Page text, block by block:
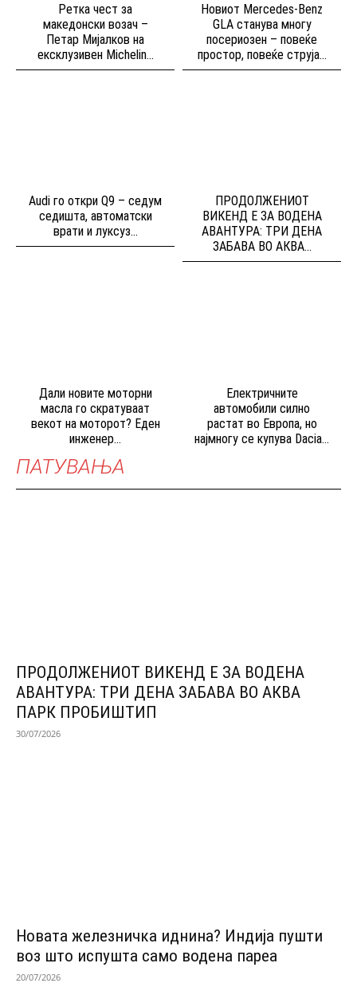
Ретка чест за
македонски возач –
Петар Мијалков на
ексклузивен Michelin...
Новиот Mercedes-Benz
GLA станува многу
посериозен – повеќе
простор, повеќе струја...
Audi го откри Q9 – седум
седишта, автоматски
врати и луксуз...
ПРОДОЛЖЕНИОТ
ВИКЕНД Е ЗА ВОДЕНА
АВАНТУРА: ТРИ ДЕНА
ЗАБАВА ВО АКВА...
Дали новите моторни
масла го скратуваат
векот на моторот? Еден
инженер...
Електричните
автомобили силно
растат во Европа, но
најмногу се купува Dacia...
ПАТУВАЊА
ПРОДОЛЖЕНИОТ ВИКЕНД Е ЗА ВОДЕНА
АВАНТУРА: ТРИ ДЕНА ЗАБАВА ВО АКВА
ПАРК ПРОБИШТИП
30/07/2026
Новата железничка иднина? Индија пушти
воз што испушта само водена пареа
20/07/2026